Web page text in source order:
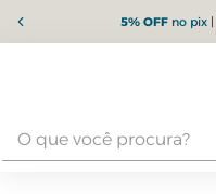
5% OFFno pix |